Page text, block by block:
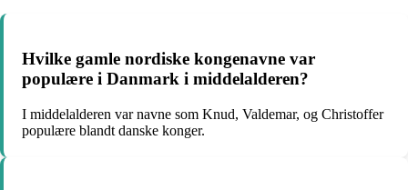
Hvilke gamle nordiske kongenavne var
populære i Danmark i middelalderen?
I middelalderen var navne som Knud, Valdemar, og Christoffer
populære blandt danske konger.